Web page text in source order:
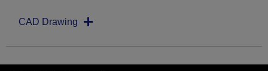
CAD Drawing